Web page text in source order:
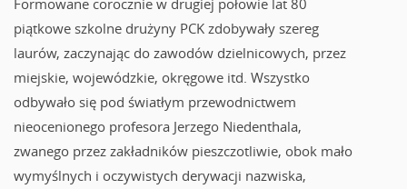
piątkowe szkolne drużyny PCK zdobywały szereg
laurów, zaczynając do zawodów dzielnicowych, przez
miejskie, wojewódzkie, okręgowe itd. Wszystko
odbywało się pod światłym przewodnictwem
nieocenionego profesora Jerzego Niedenthala,
zwanego przez zakładników pieszczotliwie, obok mało
wymyślnych i oczywistych derywacji nazwiska,